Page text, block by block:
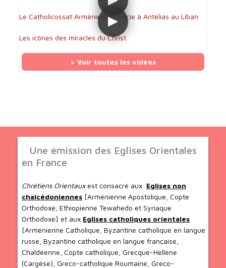
Le Catholicossat Arménien de Cilicie à Antélias au Liban
Les icônes des miracles du Christ
> Voir toutes les vidéos
Une émission des Eglises Orientales
en France
Chrétiens Orientauxest consacré aux Eglises non
chalcédoniennes [Arménienne Apostolique, Copte
Orthodoxe, Ethiopienne Tewahedo et Syriaque
Orthodoxe] et aux Eglises catholiques orientales
[Arménienne Catholique, Byzantine catholique en langue
russe, Byzantine catholique en langue française,
Chaldéenne, Copte catholique, Grecque-Hellène
(Cargèse), Greco-catholique Roumaine, Greco-